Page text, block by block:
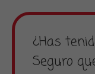
¿Has
Seguro